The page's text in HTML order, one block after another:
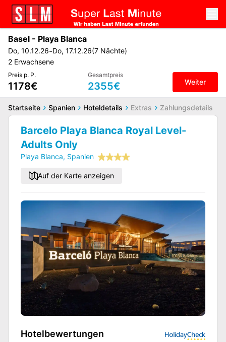
Basel - Playa Blanca
Do, 10.12.26-Do, 17.12.26(7 Nächte)
2 Erwachsene
Preis p. P.
1178€
Gesamtpreis
2355€ Weiter
Startseite Spanien Hoteldetails Extras Zahlungsdetails
Barcelo Playa Blanca Royal Level-
Adults Only
Playa Blanca, Spanien
Auf der Karte anzeigen
Hotelbewertungen